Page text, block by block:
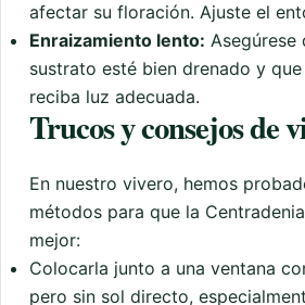
afectar su floración. Ajuste el
Enraizamiento lento: Asegúrese
sustrato esté bien drenado y
reciba luz adecuada.
Trucos y consejos de
En nuestro vivero, hemos
métodos para que la
mejor:
Colocarla junto a una ventana
pero sin sol directo,